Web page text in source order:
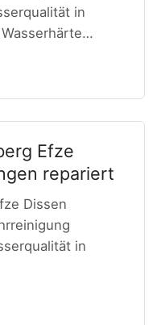
in
Efze
repariert
Dissen
in